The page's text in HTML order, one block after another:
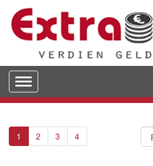
Toggle
navigation
1 2 3 4